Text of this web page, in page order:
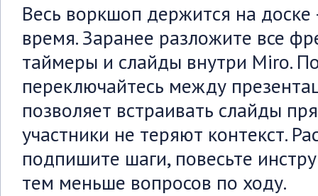
Весь воркшоп держится на доске
время. Заранее разложите все
таймеры и слайды внутри Miro.
переключайтесь между
позволяет встраивать слайды
участники не теряют контекст.
подпишите шаги, повесьте
тем меньше вопросов по ходу.